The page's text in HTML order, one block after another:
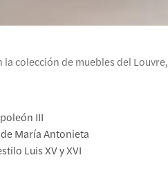
colección de muebles del
III
María Antonieta
Luis XV y XVI